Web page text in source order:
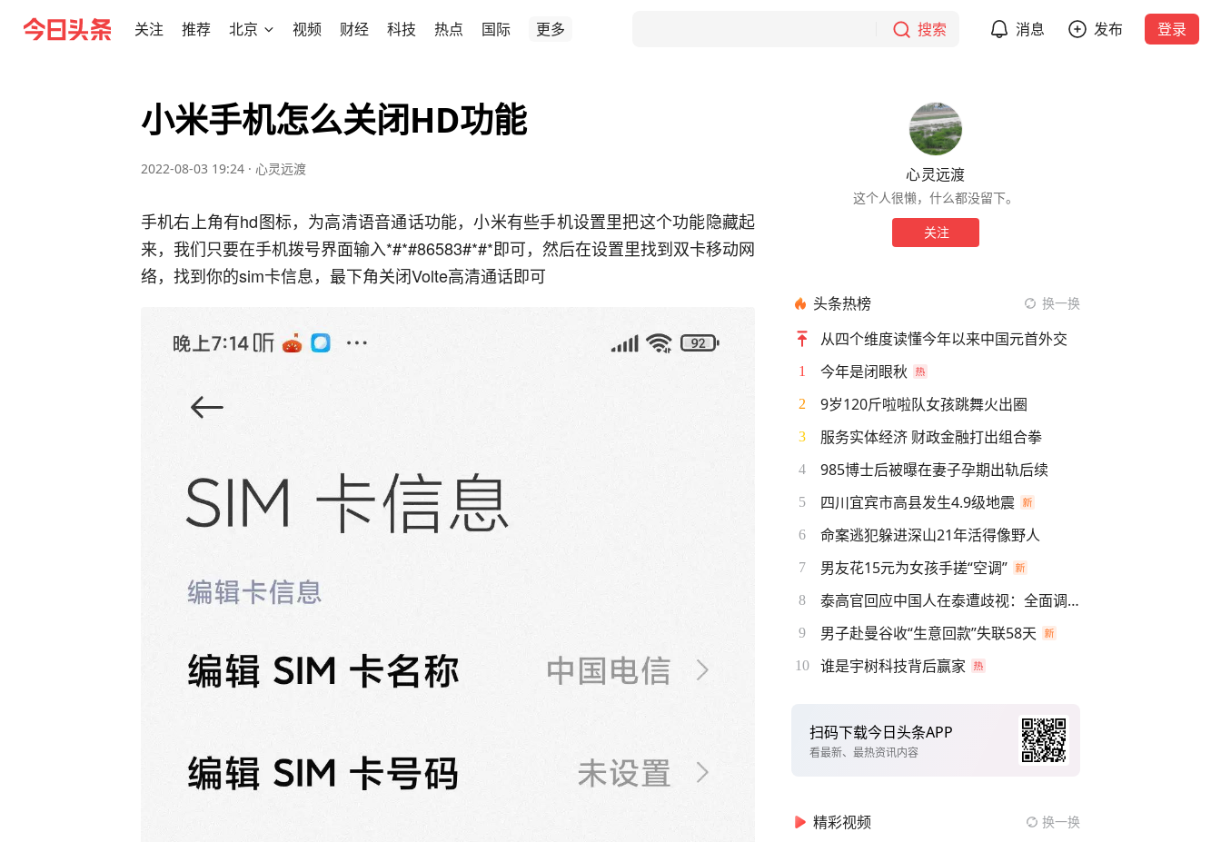
关注 推荐 北京 视频 财经 科技 热点 国际 更多 搜索 消息 发布 登录
小米手机怎么关闭HD功能
2022-08-03 19:24 · 心灵远渡
手机右上角有hd图标，为高清语音通话功能，小米有些手机设置里把这个功能隐藏起
来，我们只要在手机拨号界面输入*#*#86583#*#*即可，然后在设置里找到双卡移动网
络，找到你的sim卡信息，最下角关闭Volte高清通话即可
心灵远渡
这个人很懒，什么都没留下。
关注
头条热榜 换一换
从四个维度读懂今年以来中国元首外交
1 今年是闭眼秋
2 9岁120斤啦啦队女孩跳舞火出圈
3 服务实体经济 财政金融打出组合拳
4 985博士后被曝在妻子孕期出轨后续
5 四川宜宾市高县发生4.9级地震
6 命案逃犯躲进深山21年活得像野人
7 男友花15元为女孩手搓“空调”
8 泰高官回应中国人在泰遭歧视：全面调查
9 男子赴曼谷收“生意回款”失联58天
10 谁是宇树科技背后赢家
扫码下载今日头条APP
看最新、最热资讯内容
精彩视频 换一换